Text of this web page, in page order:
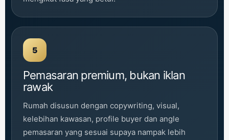
5
Pemasaran premium, bukan iklan
rawak
Rumah disusun dengan copywriting, visual,
kelebihan kawasan, profile buyer dan angle
pemasaran yang sesuai supaya nampak lebih